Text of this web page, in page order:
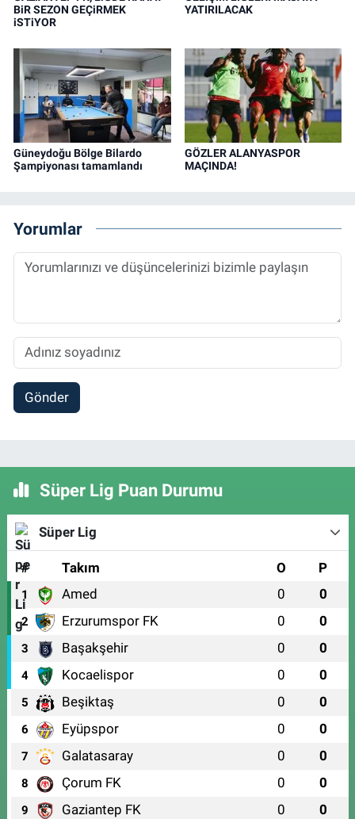
BiR SEZON GEÇiRMEK
iSTiYOR
YATIRILACAK
Güneydoğu Bölge Bilardo
Şampiyonası tamamlandı
GÖZLER ALANYASPOR
MAÇINDA!
Yorumlar
Gönder
Süper Lig Puan Durumu
Süper Lig
# Takım O P
1 Amed 0 0
2 Erzurumspor FK 0 0
3 Başakşehir 0 0
4 Kocaelispor 0 0
5 Beşiktaş 0 0
6 Eyüpspor 0 0
7 Galatasaray 0 0
8 Çorum FK 0 0
9 Gaziantep FK 0 0